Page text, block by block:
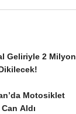
Geliriyle 2 Milyon
Motosiklet
Can Aldı